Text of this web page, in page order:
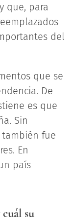
que, para
del
que se
De
es que
Sin
también fue
En
país
cuál su